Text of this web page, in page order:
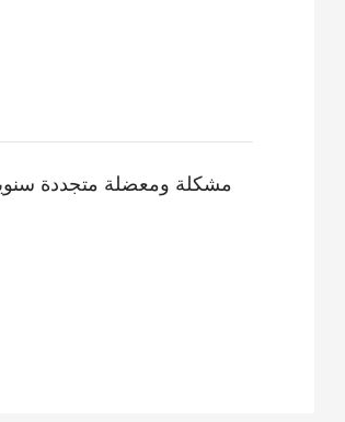
مشكلة ومعضلة متجددة سنويا